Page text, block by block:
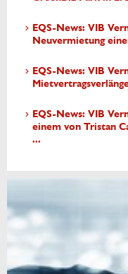
EQS-News: VIB
Neuvermietung
EQS-News: VIB
EQS-News: VIB
einem von Tristan
...